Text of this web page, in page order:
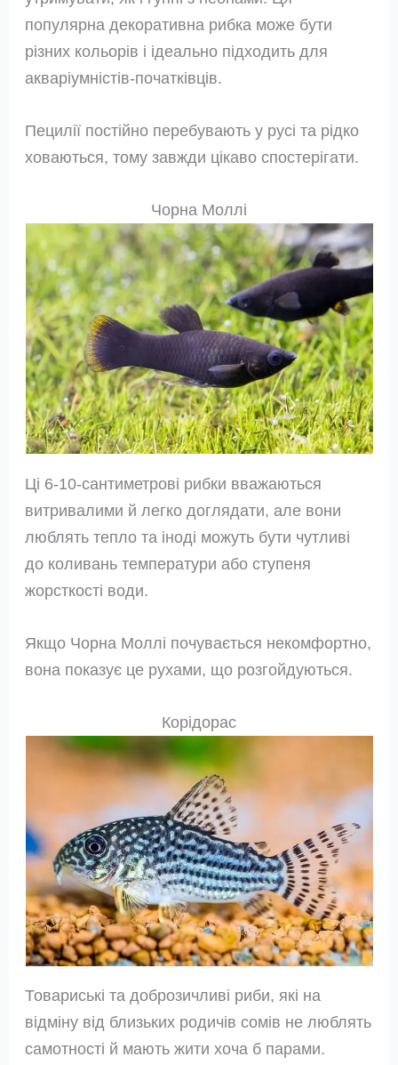
популярна декоративна рибка може бути
різних кольорів і ідеально підходить для
акваріумністів-початківців.
Пецилії постійно перебувають у русі та рідко
ховаються, тому завжди цікаво спостерігати.
Чорна Моллі
Ці 6-10-сантиметрові рибки вважаються
витривалими й легко доглядати, але вони
люблять тепло та іноді можуть бути чутливі
до коливань температури або ступеня
жорсткості води.
Якщо Чорна Моллі почувається некомфортно,
вона показує це рухами, що розгойдуються.
Корідорас
Товариські та доброзичливі риби, які на
відміну від близьких родичів сомів не люблять
самотності й мають жити хоча б парами.